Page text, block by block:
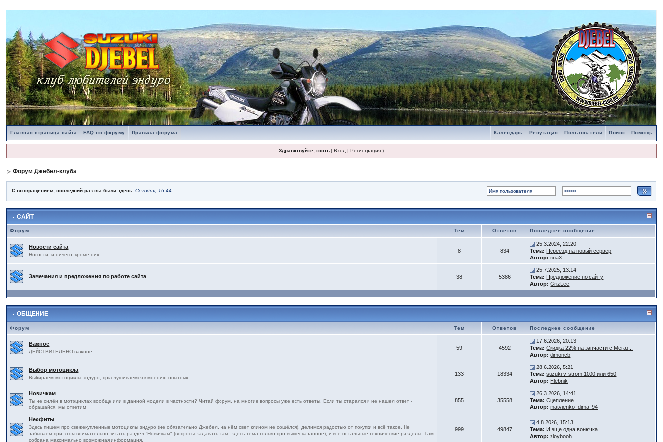
Главная страница сайта FAQ по форуму Правила форума Помощь
Поиск
Пользователи
Репутация
Календарь
Здравствуйте, гость (Вход |Регистрация )
Форум Джебел-клуба
С возвращением, последний раз вы были здесь:Сегодня, 16:44
САЙТ
Форум Тем Ответов Последнее сообщение
Новости сайта
Новости, и ничего, кроме них.
8 834
25.3.2024, 22:20
Тема: Переезд на новый сервер
Автор: noa3
Замечания и предложения по работе сайта 38 5386
25.7.2025, 13:14
Тема: Предложение по сайту
Автор: GrizLee
ОБЩЕНИЕ
Форум Тем Ответов Последнее сообщение
Важное
ДЕЙСТВИТЕЛЬНО важное
59 4592
17.6.2026, 20:13
Тема: Скидка 22% на запчасти с Мегаз...
Автор: dimoncb
Выбор мотоцикла
Выбираем мотоциклы эндуро, прислушиваемся к мнению опытных
133 18334
28.6.2026, 5:21
Тема: suzuki v-strom 1000 или 650
Автор: Hlebnik
Новичкам
Ты не силён в мотоциклах вообще или в данной модели в частности? Читай форум, на многие вопросы уже есть ответы. Если ты старался и не нашел ответ -
обращайся, мы ответим
855 35558
26.3.2026, 14:41
Тема: Сцепление
Автор: matvienko_dima_94
Неофиты
Здесь пишем про свежекупленные мотоциклы эндуро (не обязательно Джебел, на нём свет клином не сошёлся), делимся радостью от покупки и всё такое. Не
забываем при этом внимательно читать раздел "Новичкам" (вопросы задавать там, здесь тема только про вышесказанное), и все остальные технические разделы. Там
собрана максимально возможная информация.
999 49847
4.8.2026, 15:13
Тема: И еще одна вонючка.
Автор: zloybooh